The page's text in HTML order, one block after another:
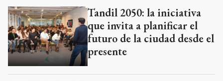
Tandil 2050: la iniciativa
que invita a planificar el
futuro de la ciudad desde el
presente